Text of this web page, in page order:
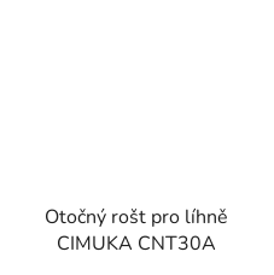
Otočný rošt pro líhně
CIMUKA CNT30A